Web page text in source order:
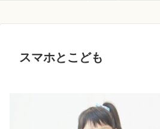
スマホとこども